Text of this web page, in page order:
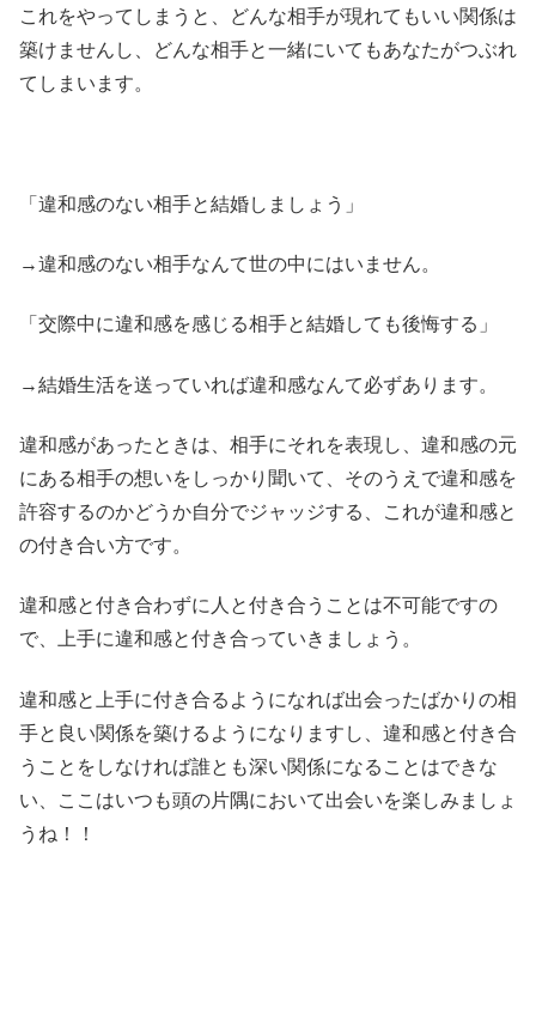
これをやってしまうと、どんな相手が現れてもいい関係は
築けませんし、どんな相手と一緒にいてもあなたがつぶれ
てしまいます。
「違和感のない相手と結婚しましょう」
→違和感のない相手なんて世の中にはいません。
「交際中に違和感を感じる相手と結婚しても後悔する」
→結婚生活を送っていれば違和感なんて必ずあります。
違和感があったときは、相手にそれを表現し、違和感の元
にある相手の想いをしっかり聞いて、そのうえで違和感を
許容するのかどうか自分でジャッジする、これが違和感と
の付き合い方です。
違和感と付き合わずに人と付き合うことは不可能ですの
で、上手に違和感と付き合っていきましょう。
違和感と上手に付き合るようになれば出会ったばかりの相
手と良い関係を築けるようになりますし、違和感と付き合
うことをしなければ誰とも深い関係になることはできな
い、ここはいつも頭の片隅において出会いを楽しみましょ
うね！！